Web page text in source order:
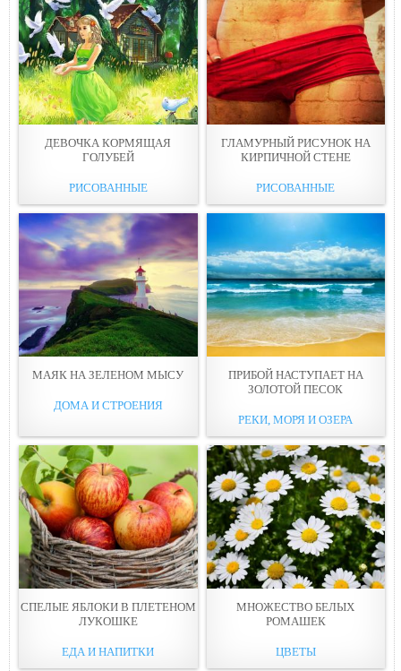
ДЕВОЧКА КОРМЯЩАЯ
ГОЛУБЕЙ
РИСОВАННЫЕ
ГЛАМУРНЫЙ РИСУНОК НА
КИРПИЧНОЙ СТЕНЕ
РИСОВАННЫЕ
МАЯК НА ЗЕЛЕНОМ МЫСУ
ДОМА И СТРОЕНИЯ
ПРИБОЙ НАСТУПАЕТ НА
ЗОЛОТОЙ ПЕСОК
РЕКИ, МОРЯ И ОЗЕРА
СПЕЛЫЕ ЯБЛОКИ В ПЛЕТЕНОМ
ЛУКОШКЕ
ЕДА И НАПИТКИ
МНОЖЕСТВО БЕЛЫХ
РОМАШЕК
ЦВЕТЫ